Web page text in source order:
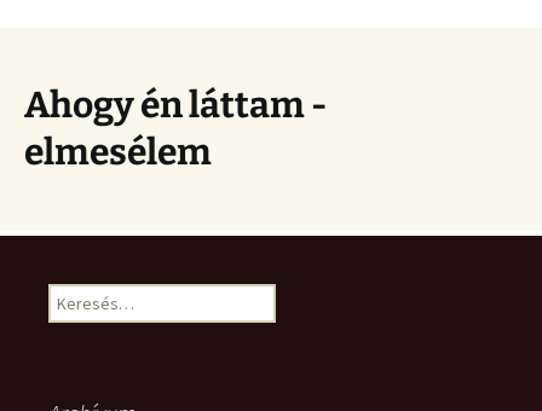
Ahogy én láttam -
elmesélem
Keresés: